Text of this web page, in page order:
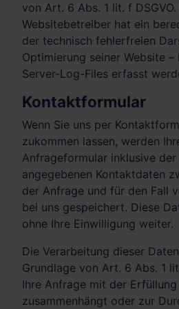
von Art. 6 Abs. 1 lit. f
Websitebetreiber hat ein
der technisch fehlerfreien
Optimierung seiner Website
Server-Log-Files erfasst
Kontaktformular
Wenn Sie uns per
zukommen lassen, werden
Anfrageformular inklusive
angegebenen Kontaktdaten
der Anfrage und für den Fall
bei uns gespeichert. Diese
ohne Ihre Einwilligung weiter.
Die Verarbeitung dieser
Grundlage von Art. 6 Abs. 1
Ihre Anfrage mit der
zusammenhängt oder zur